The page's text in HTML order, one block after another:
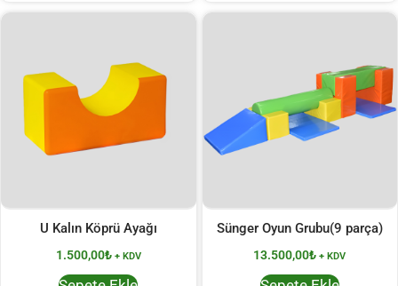
U Kalın Köprü Ayağı
1.500,00₺ + KDV
Sünger Oyun Grubu(9 parça)
13.500,00₺ + KDV